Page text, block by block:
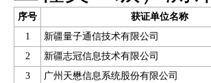
序号
获证单位名称
1
新疆量子通信技术有限公司
2
新疆志冠信息技术有限公司
3
广州天懋信息系统股份有限公司